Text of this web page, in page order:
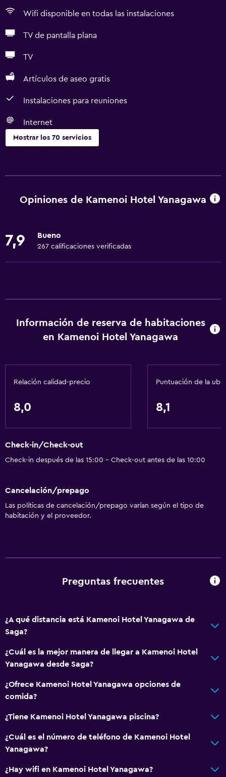
Wifi disponible en todas las instalaciones
TV de pantalla plana
TV
Artículos de aseo gratis
Instalaciones para reuniones
Internet
Mostrar los 70 servicios
Unidad accesible para personas en silla de ruedas
Estacionamiento accesible
Almohada sin plumas
Inodoro con barras de apoyo
Internet
Toallas
Artículos de aseo gratis
Champú
Aire acondicionado
Baño compartido
Tina de baño
Secador de pelo
Aseo
Bañera al aire libre
Papel higiénico
Opiniones de Kamenoi Hotel Yanagawa
7,9 Bueno
267 calificaciones verificadas
Información de reserva de habitaciones
en Kamenoi Hotel Yanagawa
Relación calidad-precio
8,0
Puntuación de la
8,1
Check-in/Check-out
Check-in después de las 15:00 - Check-out antes de las 10:00
Cancelación/prepago
Las políticas de cancelación/prepago varían según el tipo de
habitación y el proveedor.
Preguntas frecuentes
¿A qué distancia está Kamenoi Hotel Yanagawa de
Saga?
¿Cuál es la mejor manera de llegar a Kamenoi Hotel
Yanagawa desde Saga?
¿Ofrece Kamenoi Hotel Yanagawa opciones de
comida?
¿Tiene Kamenoi Hotel Yanagawa piscina?
¿Cuál es el número de teléfono de Kamenoi Hotel
Yanagawa?
¿Hay wifi en Kamenoi Hotel Yanagawa?